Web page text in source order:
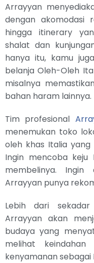
Arrayyan
dengan akomodasi
hingga itinerary
shalat dan
hanya itu, kamu
belanja Oleh-Oleh
misalnya
bahan haram lainnya.
Tim profesional
menemukan toko
oleh khas Italia yang
Ingin mencoba
membelinya.
Arrayyan punya
Lebih dari
Arrayyan akan
budaya yang
melihat
kenyamanan sebagai